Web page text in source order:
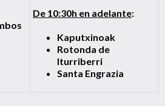
De 10:30h en adelante:
Kaputxinoak
Rotonda de
Iturriberri
Santa Engrazia